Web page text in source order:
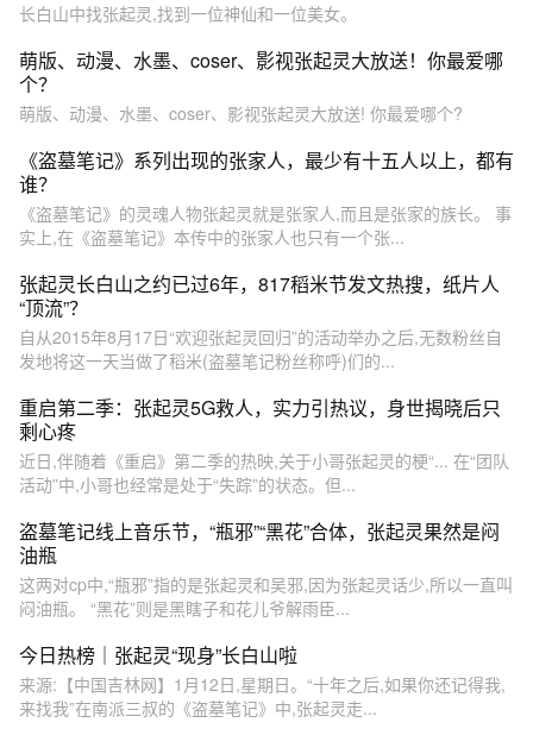
长白山中找张起灵,找到一位神仙和一位美女。
萌版、动漫、水墨、coser、影视张起灵大放送！你最爱哪
个？
萌版、动漫、水墨、coser、影视张起灵大放送! 你最爱哪个?
《盗墓笔记》系列出现的张家人，最少有十五人以上，都有
谁？
《盗墓笔记》的灵魂人物张起灵就是张家人,而且是张家的族长。 事
实上,在《盗墓笔记》本传中的张家人也只有一个张...
张起灵长白山之约已过6年，817稻米节发文热搜，纸片人
“顶流”？
自从2015年8月17日“欢迎张起灵回归”的活动举办之后,无数粉丝自
发地将这一天当做了稻米(盗墓笔记粉丝称呼)们的...
重启第二季：张起灵5G救人，实力引热议，身世揭晓后只
剩心疼
近日,伴随着《重启》第二季的热映,关于小哥张起灵的梗“... 在“团队
活动”中,小哥也经常是处于“失踪”的状态。但...
盗墓笔记线上音乐节，“瓶邪”“黑花”合体，张起灵果然是闷
油瓶
这两对cp中,“瓶邪”指的是张起灵和吴邪,因为张起灵话少,所以一直叫
闷油瓶。 “黑花”则是黑瞎子和花儿爷解雨臣...
今日热榜｜张起灵“现身”长白山啦
来源:【中国吉林网】1月12日,星期日。“十年之后,如果你还记得我,
来找我”在南派三叔的《盗墓笔记》中,张起灵走...